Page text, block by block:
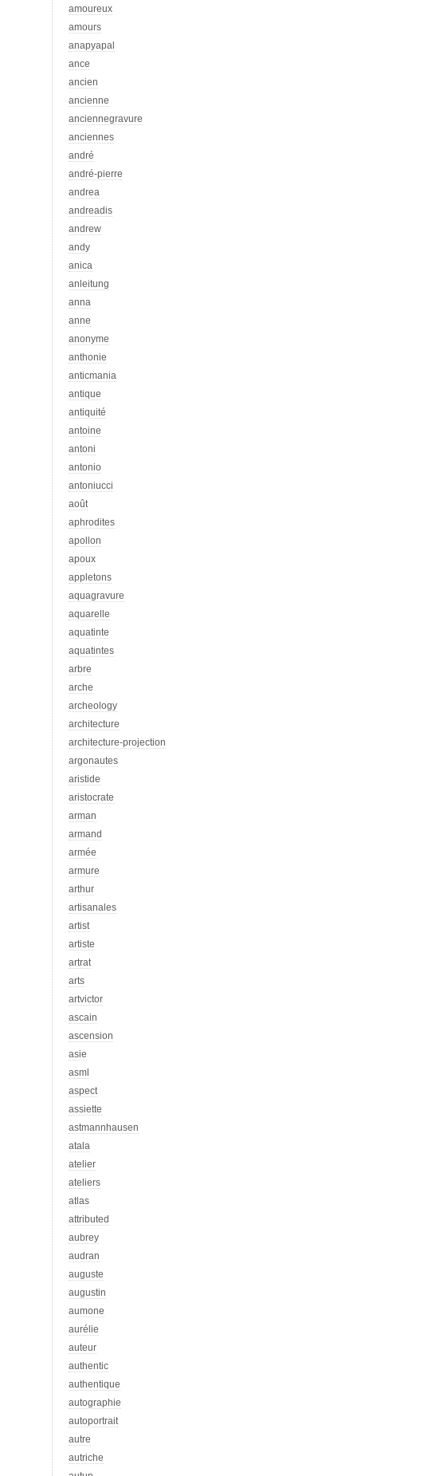
amoureux
amours
anapyapal
ance
ancien
ancienne
anciennegravure
anciennes
andré
andré-pierre
andrea
andreadis
andrew
andy
anica
anleitung
anna
anne
anonyme
anthonie
anticmania
antique
antiquité
antoine
antoni
antonio
antoniucci
août
aphrodites
apollon
apoux
appletons
aquagravure
aquarelle
aquatinte
aquatintes
arbre
arche
archeology
architecture
architecture-projection
argonautes
aristide
aristocrate
arman
armand
armée
armure
arthur
artisanales
artist
artiste
artrat
arts
artvictor
ascain
ascension
asie
asml
aspect
assiette
astmannhausen
atala
atelier
ateliers
atlas
attributed
aubrey
audran
auguste
augustin
aumone
aurélie
auteur
authentic
authentique
autographie
autoportrait
autre
autriche